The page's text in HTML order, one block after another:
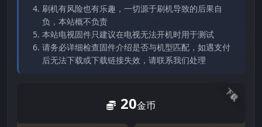
刷机有风险也有乐趣，一切源于刷机导致的后果自
负，本站概不负责
本站电视固件只建议在电视无法开机时用于测试
请务必详细检查固件介绍是否与机型匹配，如遇支付
后无法下载或下载链接失效，请联系我们处理
下载
20金币